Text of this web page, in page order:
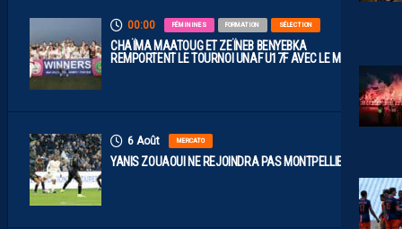
00:00 FÉMININES FORMATION SÉLECTION
CHAÏMA MAATOUG ET ZEÏNEB BENYEBKA
REMPORTENT LE TOURNOI UNAF U17F AVEC LE MAROC
6 Août MERCATO
YANIS ZOUAOUI NE REJOINDRA PAS MONTPELLIER…